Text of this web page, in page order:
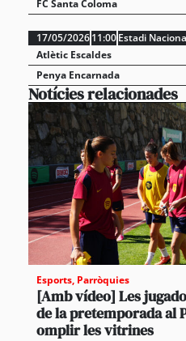
FC Santa Coloma
17/05/202611:00Estadi
Atlètic Escaldes
Penya Encarnada
Notícies relacionades
Esports, Parròquies
[Amb vídeo] Les
de la pretemporada al
omplir les vitrines